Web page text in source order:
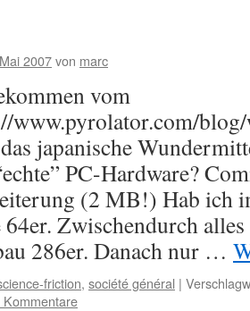
2007von marc
vom
www.pyrolator.com/
japanische
PC-Hardware?
(2 MB!) Hab ich
Zwischendurch
286er. Danach nur …
friction, société général |
Kommentare